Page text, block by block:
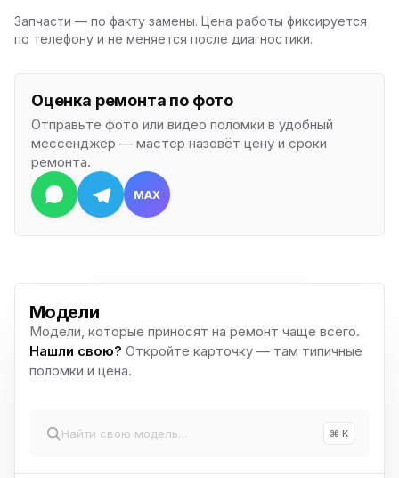
Запчасти — по факту замены. Цена работы фиксируется
по телефону и не меняется после диагностики.
Оценка ремонта по фото
Отправьте фото или видео поломки в удобный
мессенджер — мастер назовёт цену и сроки
ремонта.
MAX
Модели
Модели, которые приносят на ремонт чаще всего.
Нашли свою? Откройте карточку — там типичные
поломки и цена.
⌘ K